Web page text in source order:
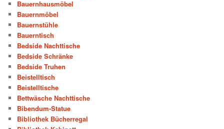
Bauernhausmöbel
Bauernmöbel
Bauernstühle
Bauerntisch
Bedside Nachttische
Bedside Schränke
Bedside Truhen
Beistelltisch
Beistelltische
Bettwäsche Nachttische
Bibendum-Statue
Bibliothek Bücherregal